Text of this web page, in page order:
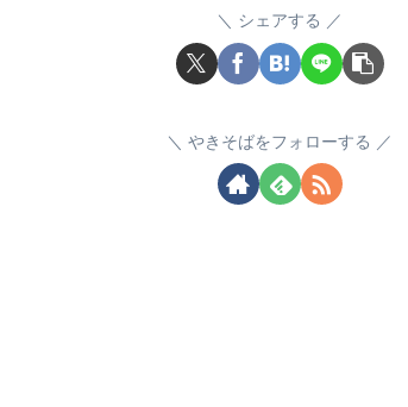
シェアする
やきそばをフォローする